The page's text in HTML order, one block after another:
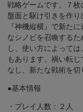
戦略ゲームです。７
盤面と駆け引きを作り
『神機縦横』で新た
なシノビを召喚する
し、使い方によって
もあります。禍い転
なし、新たな戦術を切
●基本情報
・プレイ人数：２人